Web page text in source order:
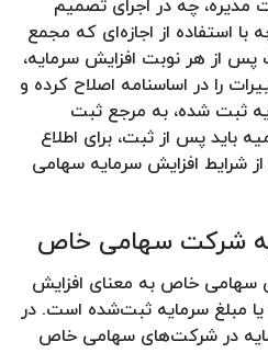
استفاده از اجازه‌ای که مجمع
از هر نوبت افزایش سرمایه،
را در اساسنامه اصلاح کرده و
ثبت شده، به مرجع ثبت
باید پس از ثبت، برای اطلاع
شرایط افزایش سرمایه سهامی
شرکت سهامی خاص
سهامی خاص به معنای افزایش
مبلغ سرمایه ثبت‌شده است. در
در شرکت‌های سهامی خاص